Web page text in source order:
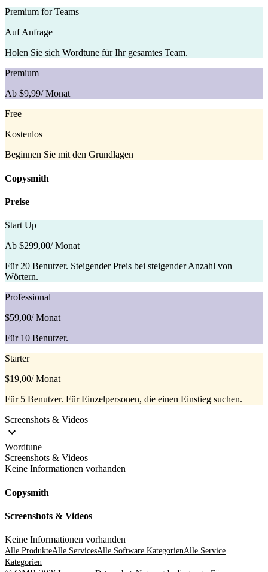
Premium for Teams
Auf Anfrage
Holen Sie sich Wordtune für Ihr gesamtes Team.
Premium
Ab $9,99/ Monat
Free
Kostenlos
Beginnen Sie mit den Grundlagen
Copysmith
Preise
Start Up
Ab $299,00/ Monat
Für 20 Benutzer. Steigender Preis bei steigender Anzahl von
Wörtern.
Professional
$59,00/ Monat
Für 10 Benutzer.
Starter
$19,00/ Monat
Für 5 Benutzer. Für Einzelpersonen, die einen Einstieg suchen.
Screenshots & Videos
Wordtune
Screenshots & Videos
Keine Informationen vorhanden
Copysmith
Screenshots & Videos
Keine Informationen vorhanden
Alle ProdukteAlle ServicesAlle Software KategorienAlle Service
Kategorien